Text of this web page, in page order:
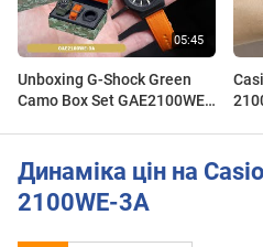
Unboxing G-Shock Green
Camo Box Set GAE2100WE-
Динаміка цін на
2100WE-3A